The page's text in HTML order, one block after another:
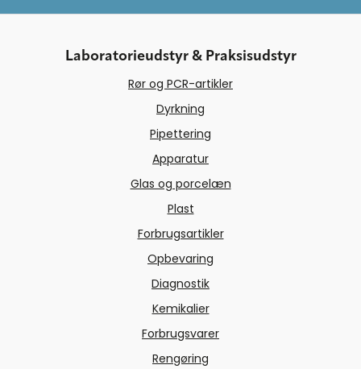
Laboratorieudstyr & Praksisudstyr
Rør og PCR-artikler
Dyrkning
Pipettering
Apparatur
Glas og porcelæn
Plast
Forbrugsartikler
Opbevaring
Diagnostik
Kemikalier
Forbrugsvarer
Rengøring